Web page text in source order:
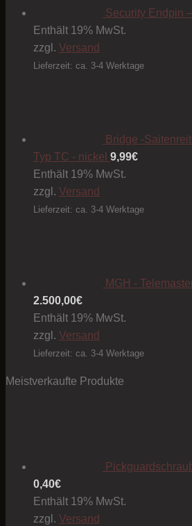
Security Endpin
Enthält 19% MwSt.
zzgl. Versand
Lieferzeit: ca. 3-4 Werktage
Bridge -
Typ TC - nickel 9,99€
Enthält 19% MwSt.
zzgl. Versand
Lieferzeit: ca. 3-4 Werktage
MGH -
2.500,00€
Enthält 19% MwSt.
zzgl. Versand
Lieferzeit: ca. 3-4 Werktage
Meistverkaufte Produkte
0,40€
Enthält 19% MwSt.
zzgl. Versand